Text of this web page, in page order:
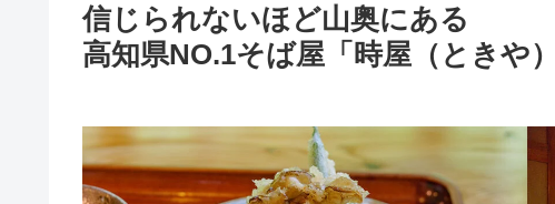
信じられないほど山奥にある
高知県NO.1そば屋「時屋（ときや